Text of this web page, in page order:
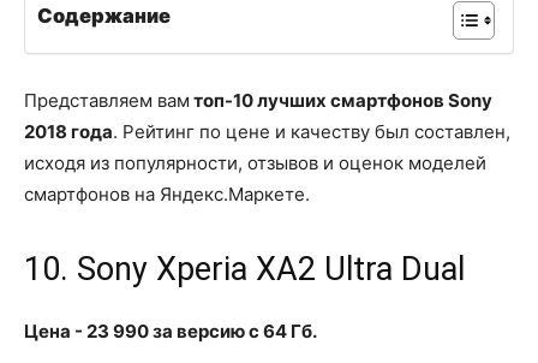
Содержание
Представляем вам топ-10 лучших смартфонов Sony
2018 года. Рейтинг по цене и качеству был составлен,
исходя из популярности, отзывов и оценок моделей
смартфонов на Яндекс.Маркете.
10. Sony Xperia XA2 Ultra Dual
Цена - 23 990 за версию с 64 Гб.